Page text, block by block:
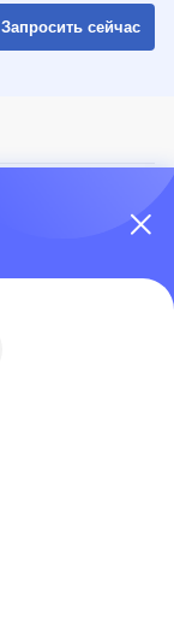
Запросить сейчас